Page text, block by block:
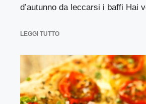
d’autunno da leccarsi i baffi Hai
LEGGI TUTTO